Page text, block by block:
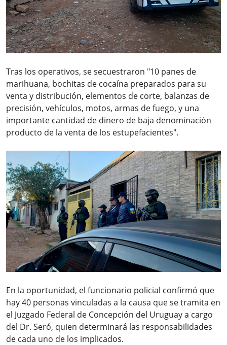
Tras los operativos, se secuestraron "10 panes de
marihuana, bochitas de cocaína preparados para su
venta y distribución, elementos de corte, balanzas de
precisión, vehículos, motos, armas de fuego, y una
importante cantidad de dinero de baja denominación
producto de la venta de los estupefacientes".
En la oportunidad, el funcionario policial confirmó que
hay 40 personas vinculadas a la causa que se tramita en
el Juzgado Federal de Concepción del Uruguay a cargo
del Dr. Seró, quien determinará las responsabilidades
de cada uno de los implicados.